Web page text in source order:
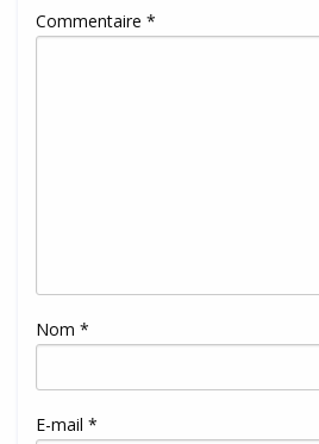
Commentaire *
Nom *
E-mail *